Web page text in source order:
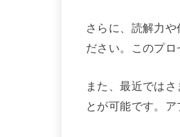
さらに、読解力
ださい。このプロ
また、最近では
とが可能です。